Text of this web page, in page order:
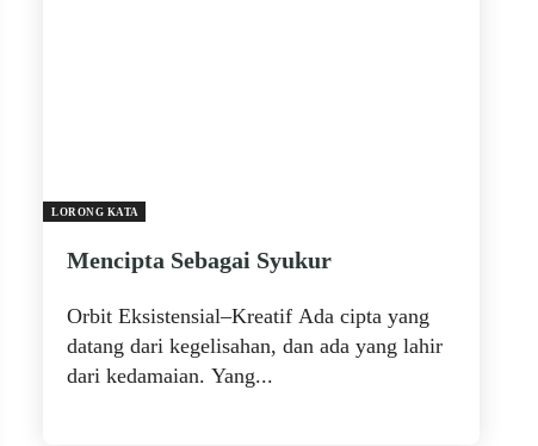
LORONG KATA
Mencipta Sebagai Syukur
Orbit Eksistensial–Kreatif Ada cipta yang
datang dari kegelisahan, dan ada yang lahir
dari kedamaian. Yang...